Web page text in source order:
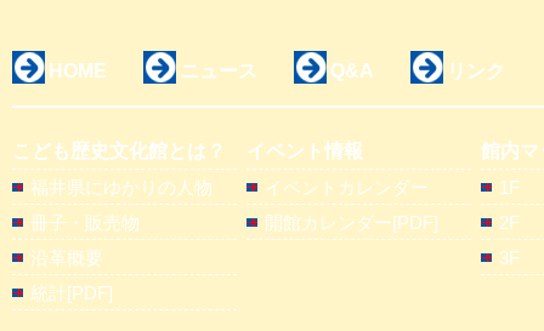
HOME ニュース Q&A リンク
こども歴史文化館とは？
福井県にゆかりの人物
冊子・販売物
沿革概要
統計[PDF]
イベント情報
イベントカレンダー
開館カレンダー[PDF]
館内マ
1F
2F
3F